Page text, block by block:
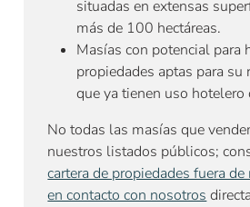
situadas en extensas
más de 100 hectáreas.
Masías con potencial para
propiedades aptas para su
que ya tienen uso hotelero
No todas las masías que
nuestros listados públicos;
cartera de propiedades fuera de
en contacto con nosotros